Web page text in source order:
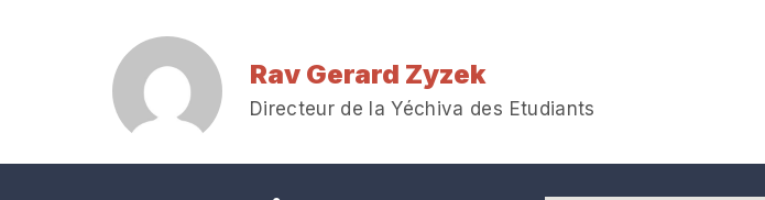
Rav Gerard Zyzek
Directeur de la Yéchiva des Etudiants